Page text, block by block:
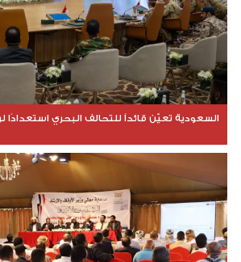
السعودية تعيّن قائداً للتحالف البحري استعدادًا